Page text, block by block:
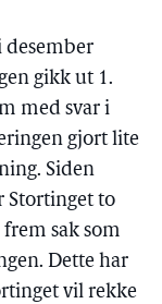
desember
gikk ut 1.
med svar i
gjort lite
Siden
Stortinget to
sak som
Dette har
vil rekke